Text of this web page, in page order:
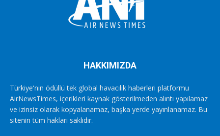
HAKKIMIZDA
Türkiye'nin ödüllü tek global havacılık haberleri platformu
AirNewsTimes, içerikleri kaynak gösterilmeden alıntı yapılamaz
ve izinsiz olarak kopyalanamaz, başka yerde yayınlanamaz. Bu
sitenin tüm hakları saklıdır.